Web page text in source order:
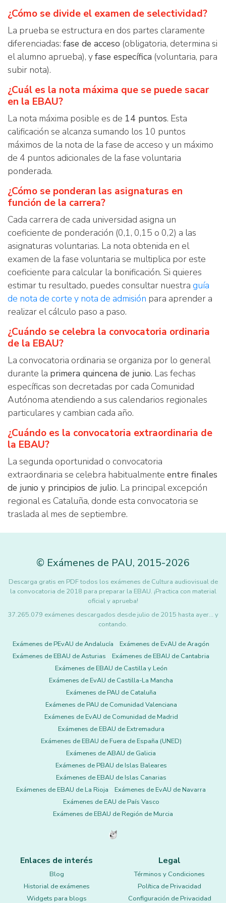
¿Cómo se divide el examen de selectividad?
La prueba se estructura en dos partes claramente
diferenciadas: fase de acceso (obligatoria, determina si
el alumno aprueba), yfase específica (voluntaria, para
subir nota).
¿Cuál es la nota máxima que se puede sacar
en la EBAU?
La nota máxima posible es de 14 puntos. Esta
calificación se alcanza sumando los 10 puntos
máximos de la nota de la fase de acceso y un máximo
de 4 puntos adicionales de la fase voluntaria
ponderada.
¿Cómo se ponderan las asignaturas en
función de la carrera?
Cada carrera de cada universidad asigna un
coeficiente de ponderación (0,1, 0,15 o 0,2) a las
asignaturas voluntarias. La nota obtenida en el
examen de la fase voluntaria se multiplica por este
coeficiente para calcular la bonificación. Si quieres
estimar tu resultado, puedes consultar nuestra guía
de nota de corte y nota de admisión para aprender a
realizar el cálculo paso a paso.
¿Cuándo se celebra la convocatoria ordinaria
de la EBAU?
La convocatoria ordinaria se organiza por lo general
durante la primera quincena de junio. Las fechas
específicas son decretadas por cada Comunidad
Autónoma atendiendo a sus calendarios regionales
particulares y cambian cada año.
¿Cuándo es la convocatoria extraordinaria de
la EBAU?
La segunda oportunidad o convocatoria
extraordinaria se celebra habitualmente entre finales
de junio y principios de julio. La principal excepción
regional es Cataluña, donde esta convocatoria se
traslada al mes de septiembre.
© Exámenes de PAU, 2015-2026
Descarga gratis en PDF todos los exámenes de Cultura audiovisual de
la convocatoria de 2018 para preparar la EBAU. ¡Practica con material
oficial y aprueba!
37.265.079 exámenes descargados desde julio de 2015 hasta ayer... y
contando.
Exámenes de PEvAU de Andalucía
Exámenes de EvAU de Aragón
Exámenes de EBAU de Asturias
Exámenes de EBAU de Cantabria
Exámenes de EBAU de Castilla y León
Exámenes de EvAU de Castilla-La Mancha
Exámenes de PAU de Cataluña
Exámenes de PAU de Comunidad Valenciana
Exámenes de EvAU de Comunidad de Madrid
Exámenes de EBAU de Extremadura
Exámenes de EBAU de Fuera de España (UNED)
Exámenes de ABAU de Galicia
Exámenes de PBAU de Islas Baleares
Exámenes de EBAU de Islas Canarias
Exámenes de EBAU de La Rioja
Exámenes de EvAU de Navarra
Exámenes de EAU de País Vasco
Exámenes de EBAU de Región de Murcia
Enlaces de interés
Blog
Historial de exámenes
Widgets para blogs
Legal
Términos y Condiciones
Política de Privacidad
Configuración de Privacidad